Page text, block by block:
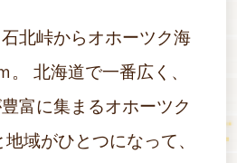
北峠からオホーツク海
。 北海道で一番広く、
富に集まるオホーツク
地域がひとつになって、